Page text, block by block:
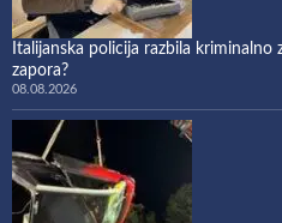
Italijanska policija razbila kriminalno
zapora?
08.08.2026